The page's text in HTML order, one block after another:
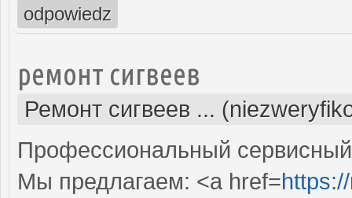
odpowiedz
ремонт сигвеев
Ремонт сигвеев ...
Профессиональный
Мы предлагаем: <a href=